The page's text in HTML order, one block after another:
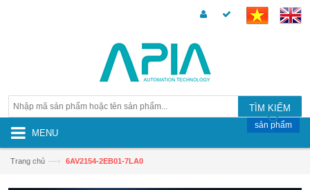
TÌM KIẾM
MENU
sản phẩm
Trang chủ —› 6AV2154-2EB01-7LA0